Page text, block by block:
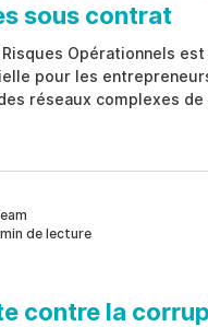
sous contrat
Opérationnels
pour les
réseaux complexes de
défis liés aux effectifs.
la supervision des
dans une vue
Opérationnels perm
de lecture
contre la